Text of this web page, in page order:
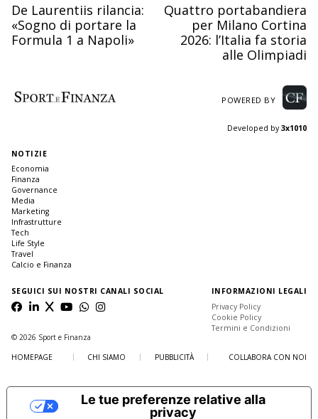
De Laurentiis rilancia:
«Sogno di portare la
Formula 1 a Napoli»
Quattro portabandiera
per Milano Cortina
2026: l’Italia fa storia
alle Olimpiadi
POWERED BY
Developed by3x1010
NOTIZIE
Economia
Finanza
Governance
Media
Marketing
Infrastrutture
Tech
Life Style
Travel
Calcio e Finanza
SEGUICI SUI NOSTRI CANALI SOCIAL
INFORMAZIONI LEGALI
Privacy Policy
Cookie Policy
Termini e Condizioni
© 2026 Sport e Finanza
HOMEPAGE
CHI SIAMO PUBBLICITÀ COLLABORA CON NOI
Le tue preferenze relative alla
privacy